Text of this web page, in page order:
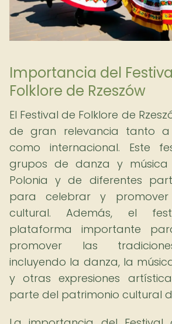
Importancia del
Folklore de Rzeszów
El Festival de Folklore de
de gran relevancia tanto a
como internacional. Este
grupos de danza y
Polonia y de diferentes
para celebrar y
cultural. Además, el
plataforma importante
promover las
incluyendo la danza, la
y otras expresiones
parte del patrimonio cultural